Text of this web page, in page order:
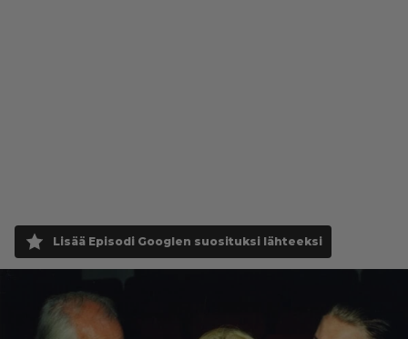
Lisää Episodi Googlen suosituksi lähteeksi